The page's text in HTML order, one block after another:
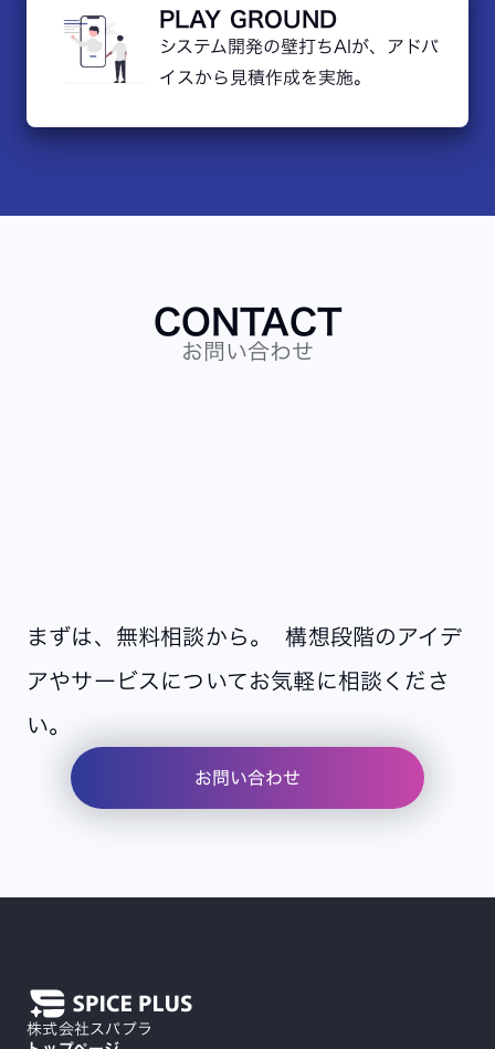
PLAY GROUND
システム開発の壁打ちAIが、アドバ
イスから見積作成を実施。
CONTACT
お問い合わせ
まずは、無料相談から。 構想段階のアイデ
アやサービスについてお気軽に相談くださ
い。
お問い合わせ
株式会社スパプラ